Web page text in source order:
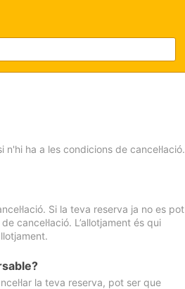
n'hi ha a les condicions de cancel·lació.
Si la teva reserva ja no es pot
cancel·lació. L’allotjament és qui
la teva reserva, pot ser que